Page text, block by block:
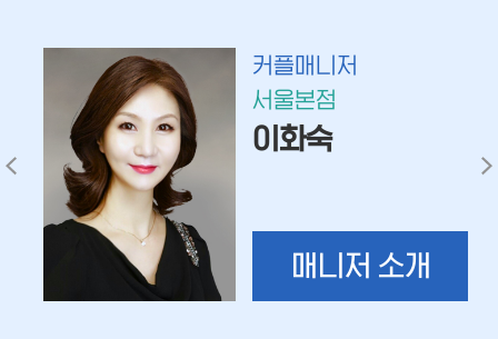
커플매니저
서울본점
이화숙
매니저 소개